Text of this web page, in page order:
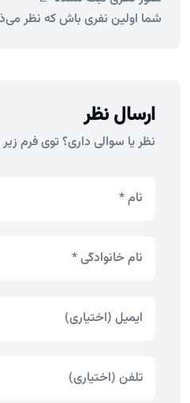
شما اولین نفری باش که نظر
ارسال نظر
نظر یا سوالی داری؟ توی فرم